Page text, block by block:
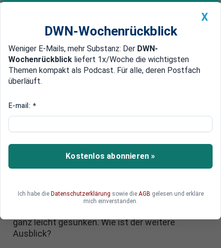
Newsticker MEIN DWN: Geldanlage Premium
Edelmetalle DWN-Magazin China
Herbstbelebung am
Kurzarbeit und weniger offene
bemerkbar. Im Oktober ist die Zahl der
ganz leicht gesunken. Wie ist der weitere
Ausblick?
X
DWN-Wochenrückblick
Weniger E-Mails, mehr Substanz: Der DWN-
Wochenrückblick liefert 1x/Woche die wichtigsten
Themen kompakt als Podcast. Für alle, deren Postfach
überläuft.
E-mail: *
Kostenlos abonnieren »
Ich habe die Datenschutzerklärung sowie die AGB gelesen und erkläre
mich einverstanden.